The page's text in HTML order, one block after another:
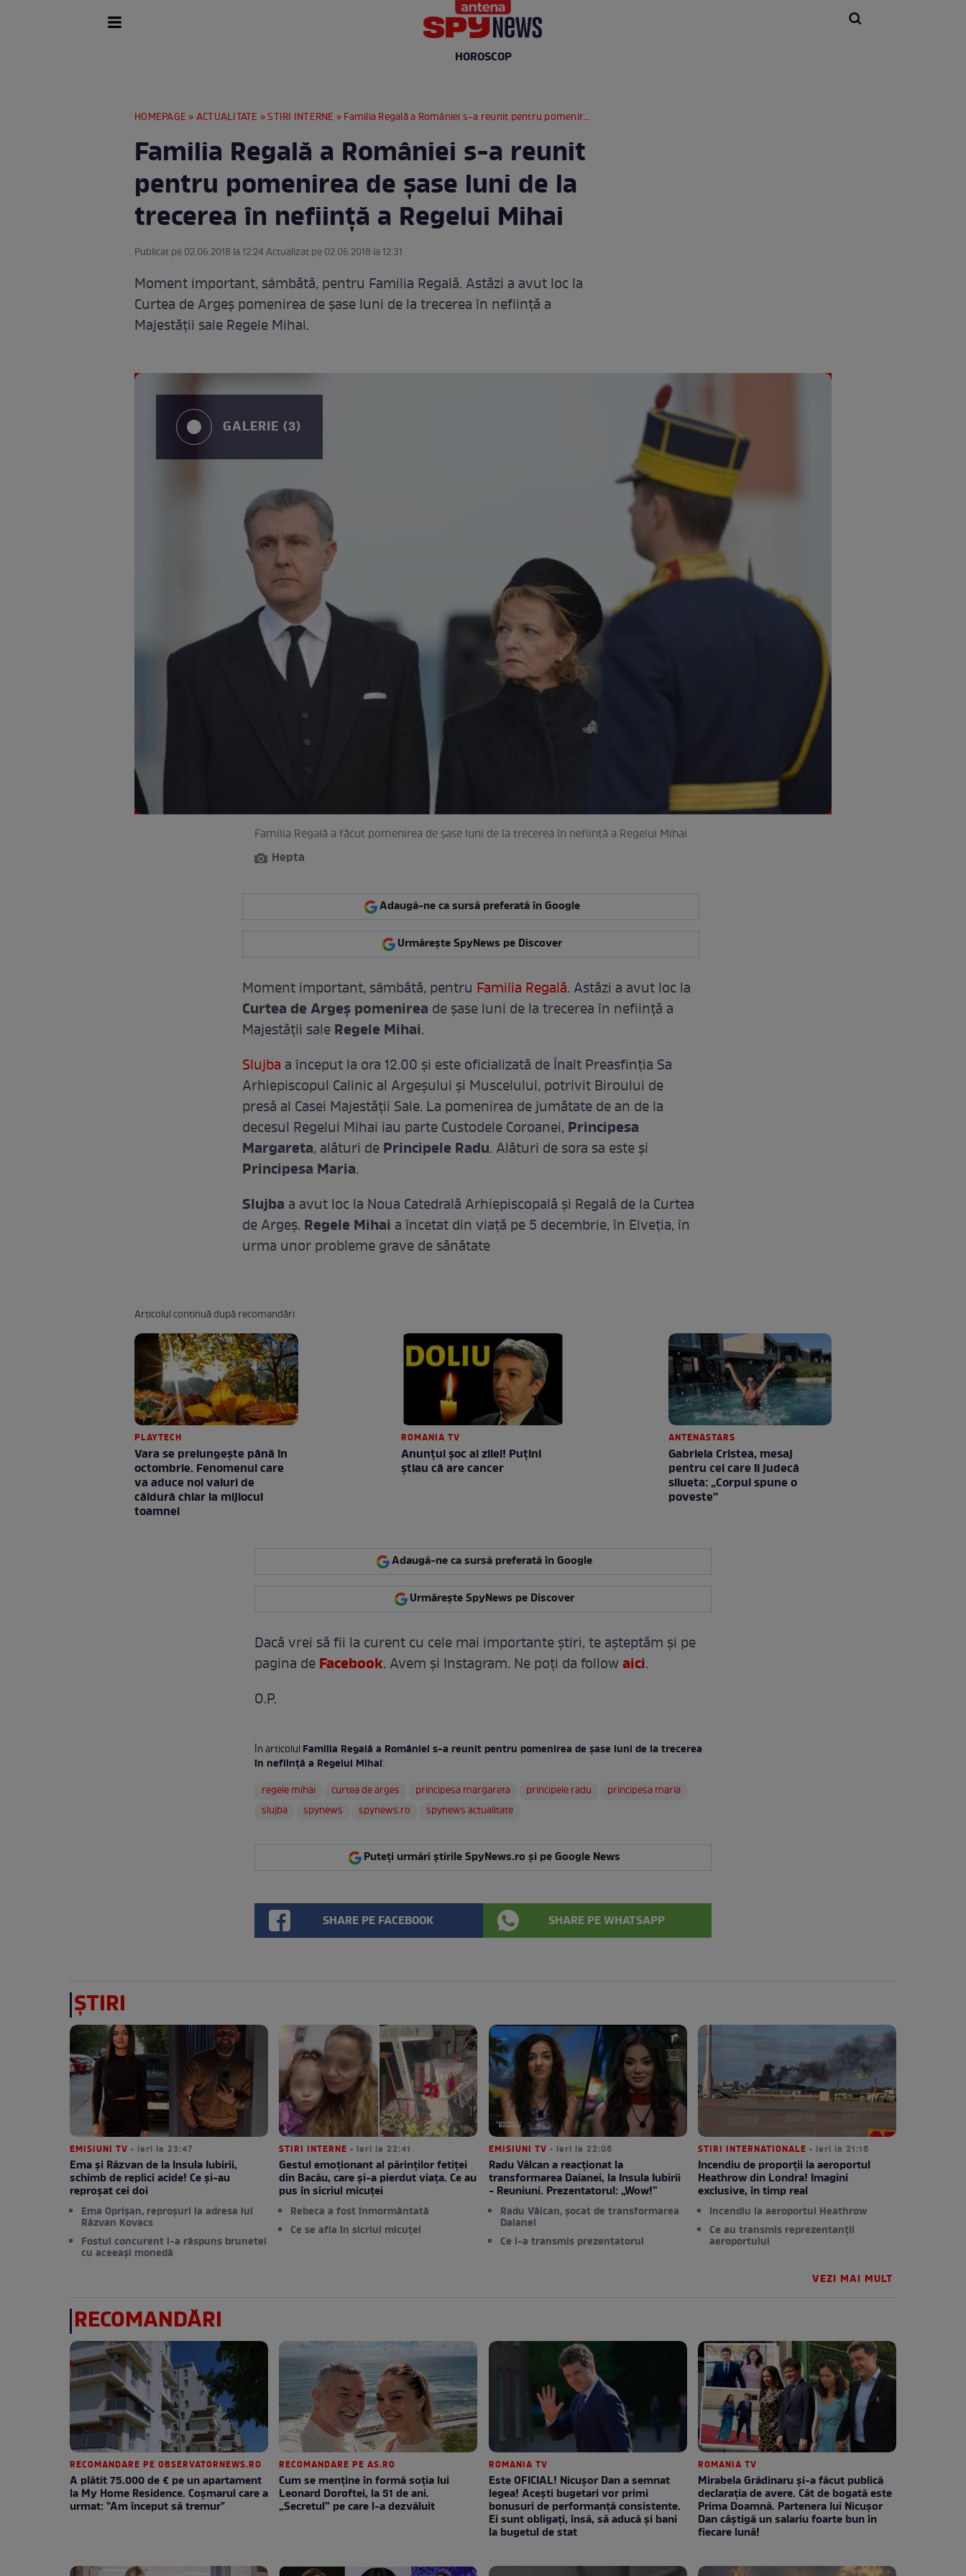
HOROSCOP
HOMEPAGE »ACTUALITATE »STIRI INTERNE » Familia Regală a României s-a reunit pentru pomenirea de şase luni de la trecerea în nefiinţă a Regelui Mihai
Familia Regală a României s-a reunit
pentru pomenirea de şase luni de la
trecerea în nefiinţă a Regelui Mihai
Publicat pe 02.06.2018 la 12:24 Actualizat pe 02.06.2018 la 12:31
Moment important, sâmbătă, pentru Familia Regală. Astăzi a avut loc la
Curtea de Argeş pomenirea de şase luni de la trecerea în nefiinţă a
Majestăţii sale Regele Mihai.
GALERIE (3)
Familia Regală a făcut pomenirea de şase luni de la trecerea în nefiinţă a Regelui Mihai
Hepta
Adaugă-ne ca sursă preferată în Google
Urmărește SpyNews pe Discover
Moment important, sâmbătă, pentru Familia Regală. Astăzi a avut loc la
Curtea de Argeşpomenirea de şase luni de la trecerea în nefiinţă a
Majestăţii saleRegele Mihai.
Slujba a început la ora 12.00 şi este oficializată de Înalt Preasfinţia Sa
Arhiepiscopul Calinic al Argeşului şi Muscelului, potrivit Biroului de
presă al Casei Majestăţii Sale. La pomenirea de jumătate de an de la
decesul Regelui Mihai iau parte Custodele Coroanei, Principesa
Margareta, alături dePrincipele Radu. Alături de sora sa este şi
Principesa Maria.
Slujba a avut loc la Noua Catedrală Arhiepiscopală şi Regală de la Curtea
de Argeş. Regele Mihai a încetat din viaţă pe 5 decembrie, în Elveţia, în
urma unor probleme grave de sănătate
Articolul continuă după recomandări
PLAYTECH
Vara se prelungeşte până în
octombrie. Fenomenul care
va aduce noi valuri de
căldură chiar la mijlocul
toamnei
ROMANIA TV
Anunţul şoc al zilei! Puţini
ştiau că are cancer
ANTENASTARS
Gabriela Cristea, mesaj
pentru cei care îi judecă
silueta: „Corpul spune o
poveste”
Adaugă-ne ca sursă preferată în Google
Urmărește SpyNews pe Discover
Dacă vrei să fii la curent cu cele mai importante ştiri, te așteptăm și pe
pagina deFacebook. Avem și Instagram. Ne poți da followaici.
O.P.
În articolulFamilia Regală a României s-a reunit pentru pomenirea de şase luni de la trecerea
în nefiinţă a Regelui Mihai:
regele mihai
curtea de arges principesa margareta principele radu
principesa maria
slujba
spynews spynews.ro spynews actualitate
Puteți urmări știrile SpyNews.ro și pe Google News
SHARE PE FACEBOOK SHARE PE WHATSAPP
ȘTIRI
EMISIUNI TV • ieri la 23:47
Ema și Răzvan de la Insula Iubirii,
schimb de replici acide! Ce și-au
reproșat cei doi
Ema Oprișan, reproșuri la adresa lui
Răzvan Kovacs
Fostul concurent i-a răspuns brunetei
cu aceeași monedă
STIRI INTERNE • ieri la 22:41
Gestul emoționant al părinților fetiței
din Bacău, care și-a pierdut viața. Ce au
pus în sicriul micuței
Rebeca a fost înmormântată
Ce se afla în sicriul micuței
EMISIUNI TV • ieri la 22:06
Radu Vâlcan a reacționat la
transformarea Daianei, la Insula Iubirii
- Reuniuni. Prezentatorul: „Wow!”
Radu Vâlcan, șocat de transformarea
Daianei
Ce i-a transmis prezentatorul
STIRI INTERNATIONALE • ieri la 21:16
Incendiu de proporții la aeroportul
Heathrow din Londra! Imagini
exclusive, în timp real
Incendiu la aeroportul Heathrow
Ce au transmis reprezentanții
aeroportului
VEZI MAI MULT
RECOMANDĂRI
RECOMANDARE PE OBSERVATORNEWS.RO
A plătit 75.000 de € pe un apartament
la My Home Residence. Coşmarul care a
urmat: "Am început să tremur"
RECOMANDARE PE AS.RO
Cum se menţine în formă soţia lui
Leonard Doroftei, la 51 de ani.
„Secretul” pe care l-a dezvăluit
ROMANIA TV
Este OFICIAL! Nicușor Dan a semnat
legea! Acești bugetari vor primi
bonusuri de performanță consistente.
Ei sunt obligați, însă, să aducă și bani
la bugetul de stat
ROMANIA TV
Mirabela Grădinaru și-a făcut publică
declarația de avere. Cât de bogată este
Prima Doamnă. Partenera lui Nicușor
Dan câștigă un salariu foarte bun în
fiecare lună!